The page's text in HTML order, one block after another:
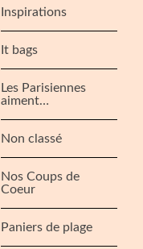
Inspirations
It bags
Les Parisiennes
aiment…
Non classé
Nos Coups de
Coeur
Paniers de plage